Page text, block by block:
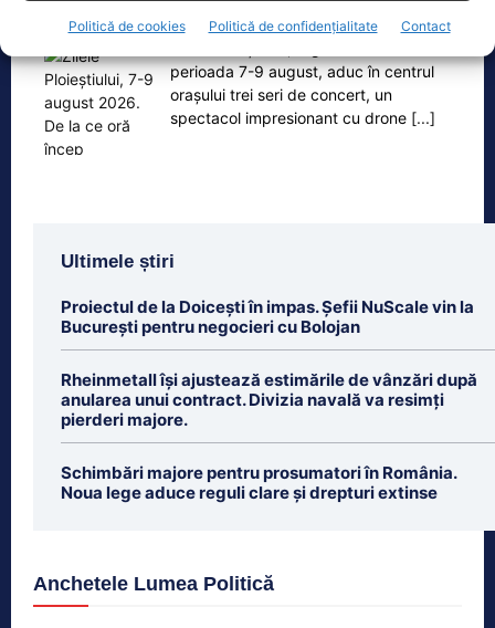
Politică de cookies Politică de confidențialitate Contact
concertele…
perioada 7-9 august, aduc în centrul
orașului trei seri de concert, un
spectacol impresionant cu drone [...]
Ultimele știri
Proiectul de la Doicești în impas. Șefii NuScale vin la
București pentru negocieri cu Bolojan
Rheinmetall își ajustează estimările de vânzări după
anularea unui contract. Divizia navală va resimți
pierderi majore.
Schimbări majore pentru prosumatori în România.
Noua lege aduce reguli clare și drepturi extinse
Anchetele Lumea Politică